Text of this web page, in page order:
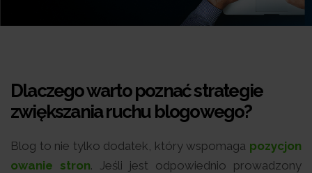
Dlaczego warto poznać strategie
zwiększania ruchu blogowego?
Blog to nie tylko dodatek, który wspomaga pozycjon
owanie stron. Jeśli jest odpowiednio prowadzony